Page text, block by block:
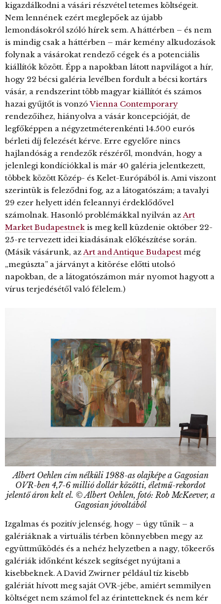
kigazdálkodni a vásári részvétel tetemes költségeit.
Nem lennének ezért meglepőek az újabb
lemondásokról szóló hírek sem. A háttérben – és nem
is mindig csak a háttérben – már kemény alkudozások
folynak a vásárokat rendező cégek és a potenciális
kiállítók között. Épp a napokban látott napvilágot a hír,
hogy 22 bécsi galéria levélben fordult a bécsi kortárs
vásár, a rendszerint több magyar kiállítót és számos
hazai gyűjtőt is vonzóVienna Contemporary
rendezőihez, hiányolva a vásár koncepcióját, de
legfőképpen a négyzetméterenkénti 14.500 eurós
bérleti díj felezését kérve. Erre egyelőre nincs
hajlandóság a rendezők részéről, mondván, hogy a
jelenlegi kondíciókkal is már 40 galéria jelentkezett,
többek között Közép- és Kelet-Európából is. Ami viszont
szerintük is feleződni fog, az a látogatószám; a tavalyi
29 ezer helyett idén feleannyi érdeklődővel
számolnak. Hasonló problémákkal nyilván azArt
Market Budapestnek is meg kell küzdenie október 22-
25-re tervezett idei kiadásának előkészítése során.
(Másik vásárunk, azArt and Antique Budapest még
„megúszta” a járványt a kitörése előtti utolsó
napokban, de a látogatószámon már nyomot hagyott a
vírus terjedésétől való félelem.)
Albert Oehlen cím nélküli 1988-as olajképe a Gagosian
OVR-ben 4,7-6 millió dollár közötti, életmű-rekordot
jelentő áron kelt el. © Albert Oehlen, fotó: Rob McKeever, a
Gagosian jóvoltából
Izgalmas és pozitív jelenség, hogy – úgy tűnik – a
galériáknak a virtuális térben könnyebben megy az
együttműködés és a nehéz helyzetben a nagy, tőkeerős
galériák időnként készek segítséget nyújtani a
kisebbeknek. A David Zwirner például tíz kisebb
galériát hívott meg saját OVR-jébe, amiért semmilyen
költséget nem számol fel az érintetteknek és nem kér